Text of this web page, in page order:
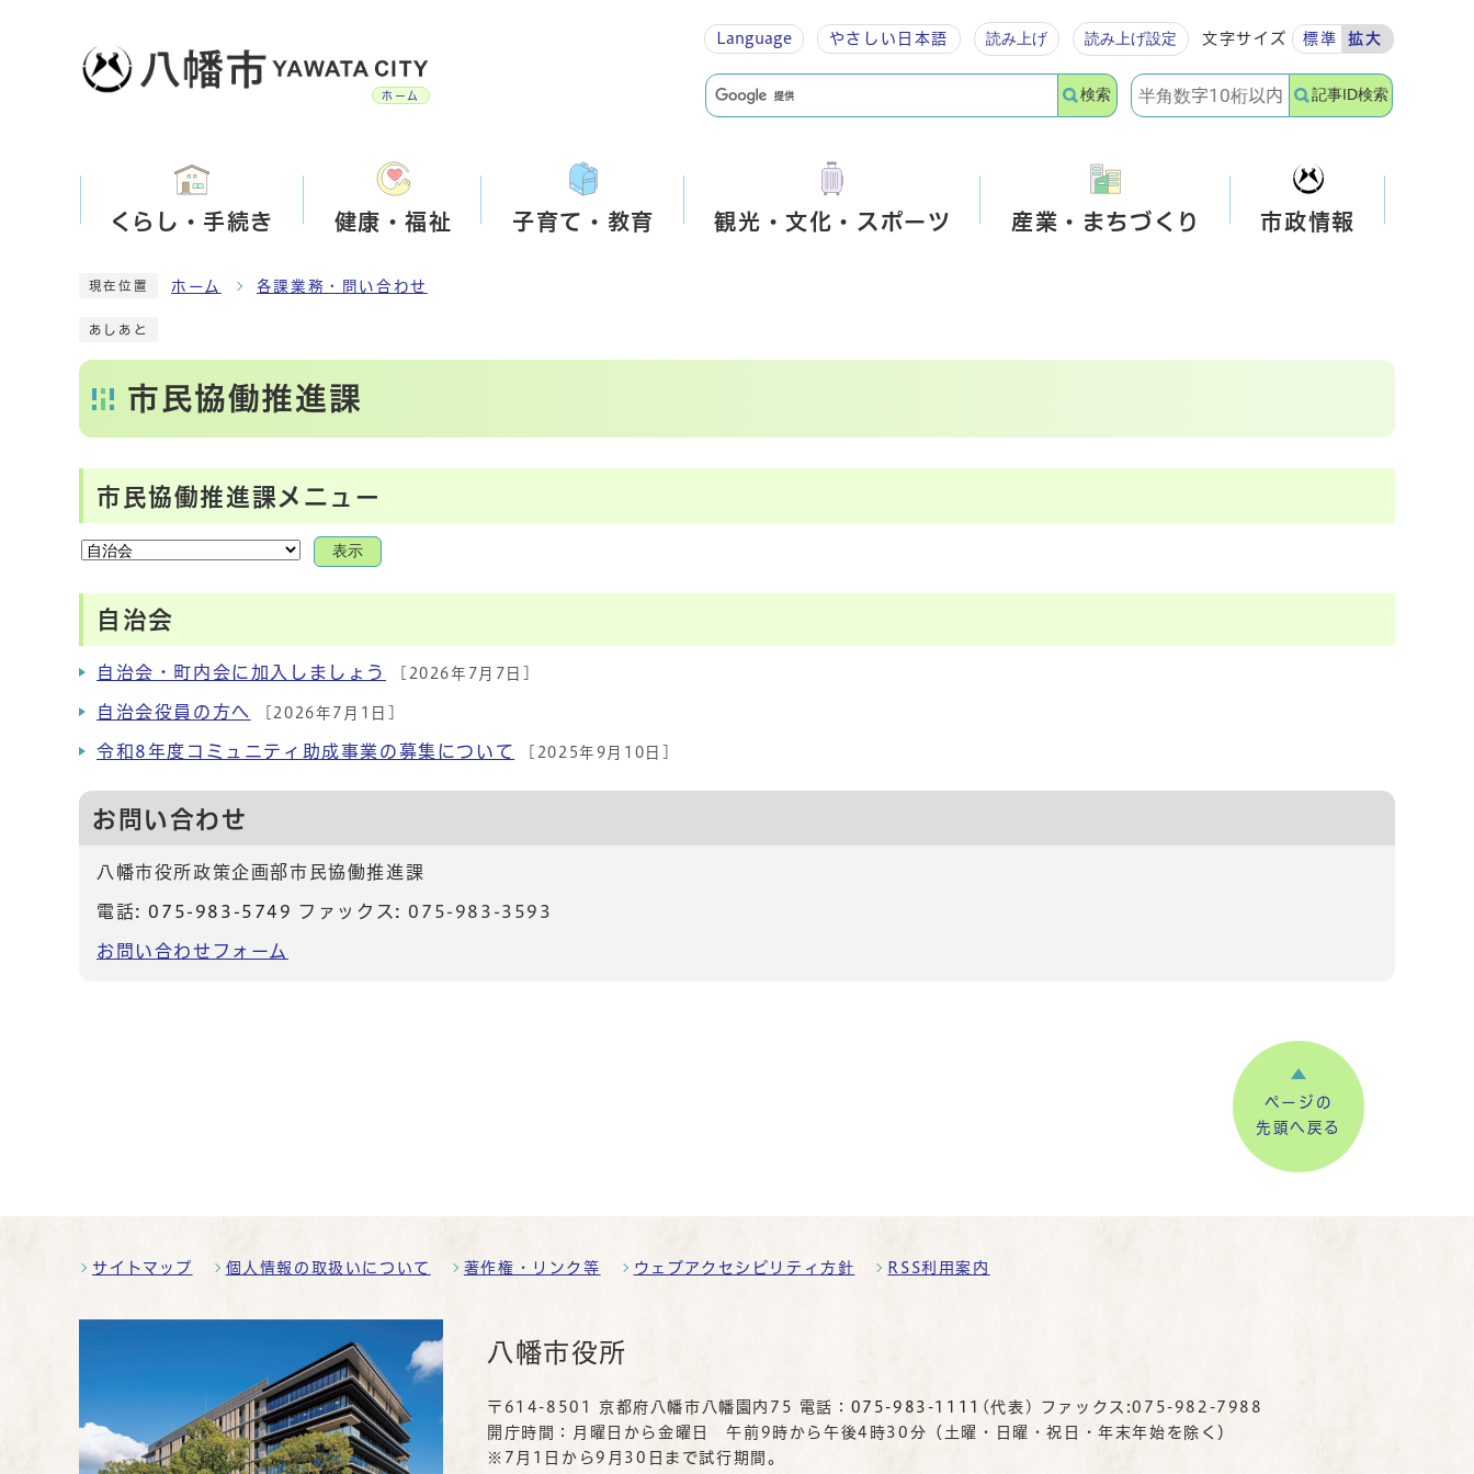
ホーム
Language やさしい 日本語 読み上げ 読み上げ設定 文字サイズ 標準 拡大
検索 記事ID検索
くらし・手続き 健康・福祉 子育て・教育 観光・文化・スポーツ 産業・まちづくり 市政情報
現在位置 ホーム 各課業務・問い合わせ
あしあと
市民協働推進課
市民協働推進課メニュー
表示
自治会
自治会・町内会に加入しましょう [2026年7月7日]
自治会役員の方へ [2026年7月1日]
令和8年度コミュニティ助成事業の募集について [2025年9月10日]
お問い合わせ
八幡市役所政策企画部市民協働推進課
電話:075-983-5749 ファックス: 075-983-3593
お問い合わせフォーム
ページの
先頭へ戻る
サイトマップ 個人情報の取扱いについて 著作権・リンク等 ウェブアクセシビリティ方針 RSS利用案内
八幡市役所
〒614-8501 京都府八幡市八幡園内75 電話： 075-983-1111
(代表) ファックス:075-982-7988
開庁時間：月曜日から金曜日 午前9時から午後4時30分（土曜・日曜・祝日・年末年始を除く）
※7月1日から9月30日まで試行期間。